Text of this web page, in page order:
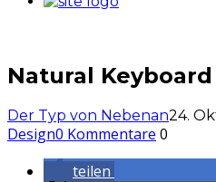
Natural Keyboard
Der Typ von Nebenan24.
Design0 Kommentare 0
teilen